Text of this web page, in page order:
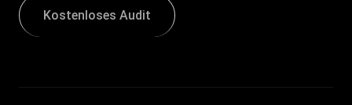
Kostenloses Audit